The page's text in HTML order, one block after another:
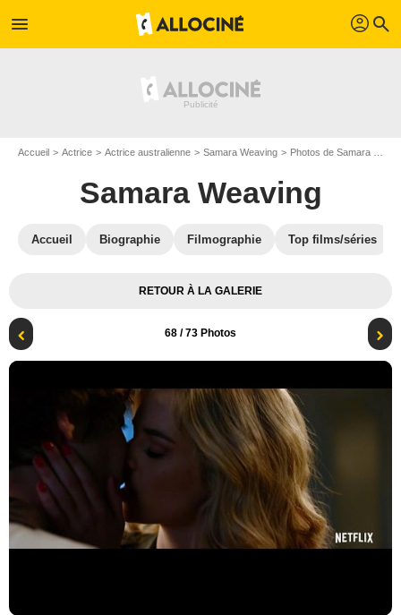
menu profil search
Accueil Actrice Actrice australienne Samara Weaving Photos de Samara Weaving
Samara Weaving
Accueil Biographie Filmographie Top films/séries
RETOUR À LA GALERIE
68 / 73 Photos